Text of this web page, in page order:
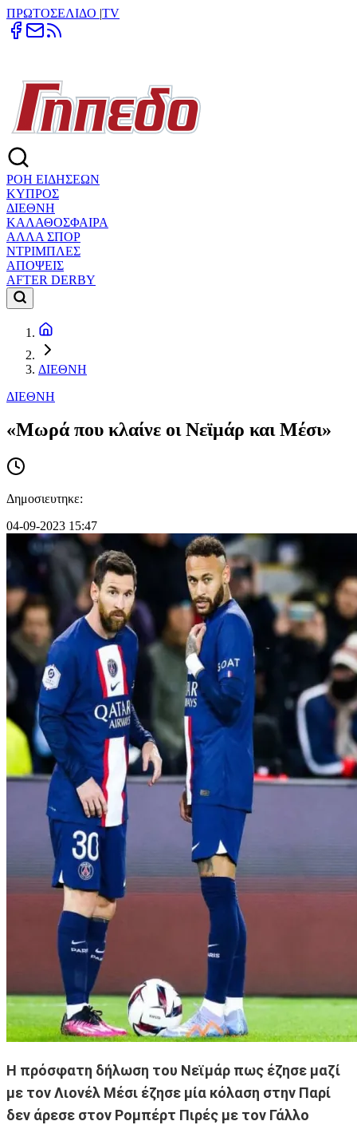
ΠΡΩΤΟΣΕΛΙΔΟ |TV
ΡΟΗ ΕΙΔΗΣΕΩΝ
ΚΥΠΡΟΣ
ΔΙΕΘΝΗ
ΚΑΛΑΘΟΣΦΑΙΡΑ
ΑΛΛΑ ΣΠΟΡ
ΝΤΡΙΜΠΛΕΣ
ΑΠΟΨΕΙΣ
AFTER DERBY
ΔΙΕΘΝΗ
ΔΙΕΘΝΗ
«Μωρά που κλαίνε οι Νεϊμάρ και Μέσι»
Δημοσιευτηκε:
04-09-2023 15:47
Η πρόσφατη δήλωση του Νεϊμάρ πως έζησε μαζί
με τον Λιονέλ Μέσι έζησε μία κόλαση στην Παρί
δεν άρεσε στον Ρομπέρτ Πιρές με τον Γάλλο